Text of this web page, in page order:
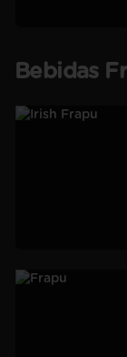
Bebidas